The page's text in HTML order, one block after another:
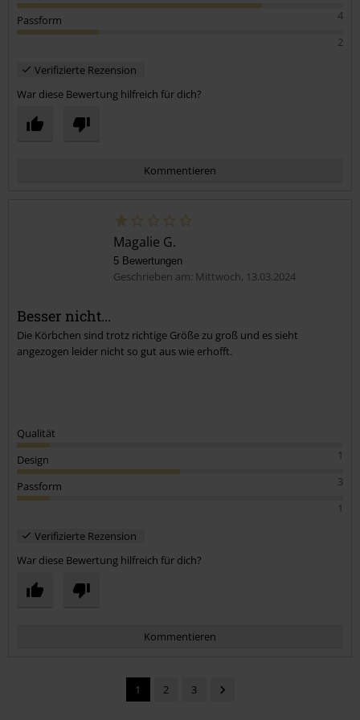
4
Passform
2
Verifizierte Rezension
War diese Bewertung hilfreich für dich?
Kommentieren
Kommentar jetzt abschicken!
Magalie G.
5 Bewertungen
Geschrieben am: Mittwoch, 13.03.2024
Besser nicht...
Die Körbchen sind trotz richtige Größe zu groß und es sieht
angezogen leider nicht so gut aus wie erhofft.
Qualität
1
Design
3
Passform
1
Verifizierte Rezension
War diese Bewertung hilfreich für dich?
Kommentieren
1 2 3